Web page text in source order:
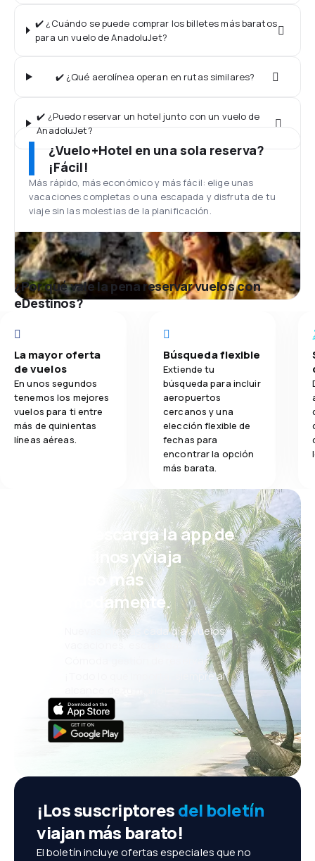
✔️ ¿Cuándo se puede comprar los billetes más baratos
para un vuelo de AnadoluJet?
✔️ ¿Qué aerolínea operan en rutas similares?
✔️ ¿Puedo reservar un hotel junto con un vuelo de
AnadoluJet?
¿Vuelo+Hotel en una sola reserva?
¡Fácil!
Más rápido, más económico y más fácil: elige unas
vacaciones completas o una escapada y disfruta de tu
viaje sin las molestias de la planificación.
¿Por qué vale la pena reservar vuelos con
eDestinos?
La mayor oferta
de vuelos
En unos segundos
tenemos los mejores
vuelos para ti entre
más de quinientas
líneas aéreas.
Búsqueda flexible
Extiende tu
búsqueda para incluir
aeropuertos
cercanos y una
elección flexible de
fechas para
encontrar la opción
más barata.
¡Eh! Descarga la app de
eDestinos y viaja
incluso más
cómodamente.
Nuevas ofertas cada día: vuelos,
vacaciones, escapadas
Cómoda gestión de reservas
¡Todo lo que importa, siempre al
¡Los suscriptoresdel boletín
viajan más barato!
El boletín incluye ofertas especiales que no